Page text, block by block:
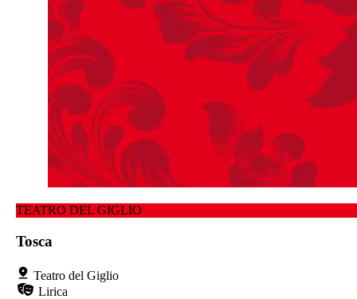
TEATRO DEL GIGLIO
Tosca
Teatro del Giglio
Lirica